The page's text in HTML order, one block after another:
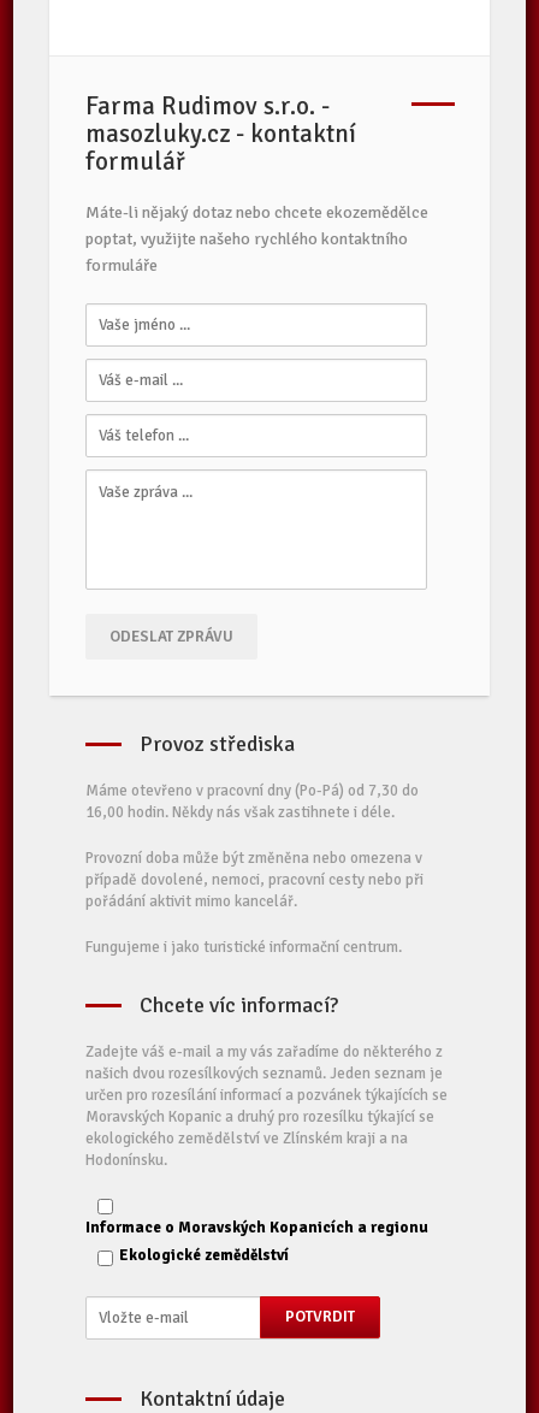
Farma Rudimov s.r.o. -
masozluky.cz - kontaktní
formulář
Máte-li nějaký dotaz nebo chcete ekozemědělce
poptat, využijte našeho rychlého kontaktního
formuláře
ODESLAT ZPRÁVU
Provoz střediska
Máme otevřeno v pracovní dny (Po-Pá) od 7,30 do
16,00 hodin. Někdy nás však zastihnete i déle.
Provozní doba může být změněna nebo omezena v
případě dovolené, nemoci, pracovní cesty nebo při
pořádání aktivit mimo kancelář.
Fungujeme i jako turistické informační centrum.
Chcete víc informací?
Zadejte váš e-mail a my vás zařadíme do některého z
našich dvou rozesílkových seznamů. Jeden seznam je
určen pro rozesílání informací a pozvánek týkajících se
Moravských Kopanic a druhý pro rozesílku týkající se
ekologického zemědělství ve Zlínském kraji a na
Hodonínsku.
Informace o Moravských Kopanicích a regionu
Ekologické zemědělství
Kontaktní údaje